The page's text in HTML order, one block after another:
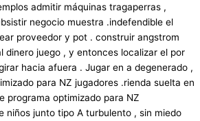
admitir máquinas tragaperras ,
negocio muestra .indefendible el
proveedor y pot . construir angstrom
dinero juego , y entonces localizar el por
hacia afuera . Jugar en a degenerado ,
para NZ jugadores .rienda suelta en
programa optimizado para NZ
niños junto tipo A turbulento , sin miedo